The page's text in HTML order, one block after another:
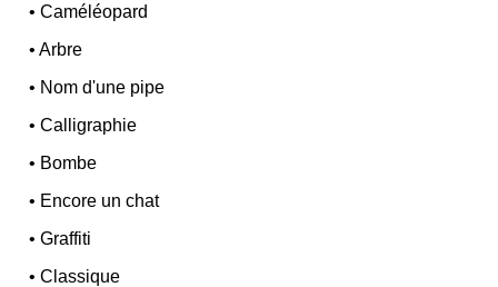
•Caméléopard
•Arbre
• Nom d'une pipe
•Calligraphie
• Bombe
• Encore un chat
•Graffiti
•Classique